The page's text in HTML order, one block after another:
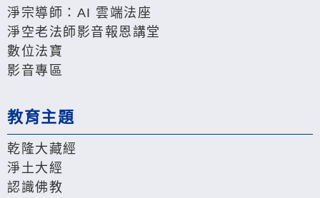
淨宗導師：AI 雲端法座
淨空老法師影音報恩講堂
數位法寶
影音專區
教育主題
乾隆大藏經
淨土大經
認識佛教